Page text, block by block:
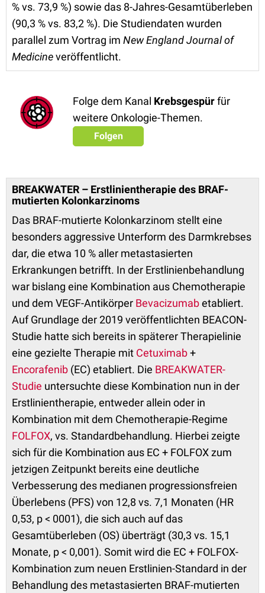
% vs. 73,9 %) sowie das 8-Jahres-Gesamtüberleben
(90,3 % vs. 83,2 %). Die Studiendaten wurden
parallel zum Vortrag im New England Journal of
Medicineveröffentlicht.
Folge dem Kanal Krebsgespürfür
weitere Onkologie-Themen.
Folgen
BREAKWATER – Erstlinientherapie des BRAF-
mutierten Kolonkarzinoms
Das BRAF-mutierte Kolonkarzinom stellt eine
besonders aggressive Unterform des Darmkrebses
dar, die etwa 10 % aller metastasierten
Erkrankungen betrifft. In der Erstlinienbehandlung
war bislang eine Kombination aus Chemotherapie
und dem VEGF-Antikörper Bevacizumabetabliert.
Auf Grundlage der 2019 veröffentlichten BEACON-
Studie hatte sich bereits in späterer Therapielinie
eine gezielte Therapie mit Cetuximab+
Encorafenib (EC) etabliert. Die BREAKWATER-
Studie untersuchte diese Kombination nun in der
Erstlinientherapie, entweder allein oder in
Kombination mit dem Chemotherapie-Regime
FOLFOX, vs. Standardbehandlung. Hierbei zeigte
sich für die Kombination aus EC + FOLFOX zum
jetzigen Zeitpunkt bereits eine deutliche
Verbesserung des medianen progressionsfreien
Überlebens (PFS) von 12,8 vs. 7,1 Monaten (HR
0,53, p < 0001), die sich auch auf das
Gesamtüberleben (OS) überträgt (30,3 vs. 15,1
Monate, p < 0,001). Somit wird die EC + FOLFOX-
Kombination zum neuen Erstlinien-Standard in der
Behandlung des metastasierten BRAF-mutierten